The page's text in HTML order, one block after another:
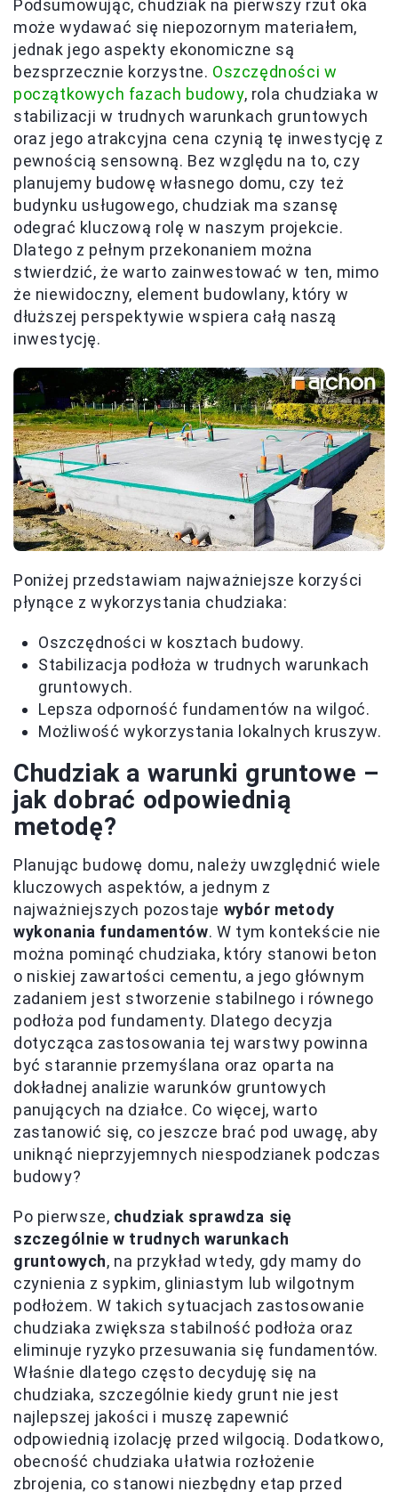
Podsumowując, chudziak na pierwszy rzut oka
może wydawać się niepozornym materiałem,
jednak jego aspekty ekonomiczne są
bezsprzecznie korzystne. Oszczędności w
początkowych fazach budowy, rola chudziaka w
stabilizacji w trudnych warunkach gruntowych
oraz jego atrakcyjna cena czynią tę inwestycję z
pewnością sensowną. Bez względu na to, czy
planujemy budowę własnego domu, czy też
budynku usługowego, chudziak ma szansę
odegrać kluczową rolę w naszym projekcie.
Dlatego z pełnym przekonaniem można
stwierdzić, że warto zainwestować w ten, mimo
że niewidoczny, element budowlany, który w
dłuższej perspektywie wspiera całą naszą
inwestycję.
Poniżej przedstawiam najważniejsze korzyści
płynące z wykorzystania chudziaka:
Oszczędności w kosztach budowy.
Stabilizacja podłoża w trudnych warunkach
gruntowych.
Lepsza odporność fundamentów na wilgoć.
Możliwość wykorzystania lokalnych kruszyw.
Chudziak a warunki gruntowe –
jak dobrać odpowiednią
metodę?
Planując budowę domu, należy uwzględnić wiele
kluczowych aspektów, a jednym z
najważniejszych pozostaje wybór metody
wykonania fundamentów. W tym kontekście nie
można pominąć chudziaka, który stanowi beton
o niskiej zawartości cementu, a jego głównym
zadaniem jest stworzenie stabilnego i równego
podłoża pod fundamenty. Dlatego decyzja
dotycząca zastosowania tej warstwy powinna
być starannie przemyślana oraz oparta na
dokładnej analizie warunków gruntowych
panujących na działce. Co więcej, warto
zastanowić się, co jeszcze brać pod uwagę, aby
uniknąć nieprzyjemnych niespodzianek podczas
budowy?
Po pierwsze, chudziak sprawdza się
szczególnie w trudnych warunkach
gruntowych, na przykład wtedy, gdy mamy do
czynienia z sypkim, gliniastym lub wilgotnym
podłożem. W takich sytuacjach zastosowanie
chudziaka zwiększa stabilność podłoża oraz
eliminuje ryzyko przesuwania się fundamentów.
Właśnie dlatego często decyduję się na
chudziaka, szczególnie kiedy grunt nie jest
najlepszej jakości i muszę zapewnić
odpowiednią izolację przed wilgocią. Dodatkowo,
obecność chudziaka ułatwia rozłożenie
zbrojenia, co stanowi niezbędny etap przed